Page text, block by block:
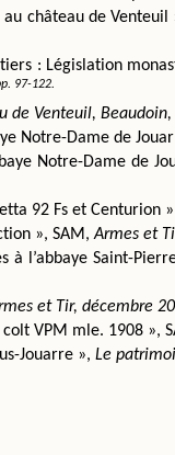
au château de Venteuil
: Législation
97-122.
de Venteuil,
Notre-Dame de
Notre-Dame de
92 Fs et Centurion
», SAM, Armes et
à l’abbaye Saint-
et Tir, décembre
VPM mle. 1908 »,
Jouarre », Le